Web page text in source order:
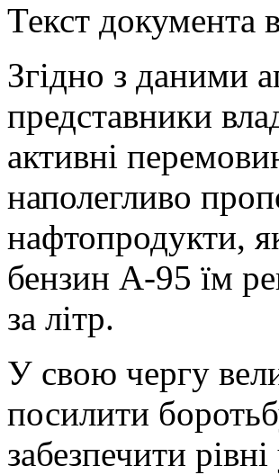
Текст документа
Згідно з даними
представники
активні
наполегливо
нафтопродукти,
бензин А-95 їм
за літр.
У свою чергу
посилити
забезпечити